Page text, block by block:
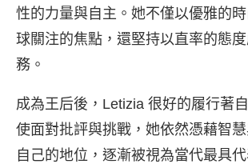
性的力量與自主。她不僅以優雅的
球關注的焦點，還堅持以直率的態
務。
成為王后後，Letizia 很好的履行著
使面對批評與挑戰，她依然憑藉智
自己的地位，逐漸被視為當代最具